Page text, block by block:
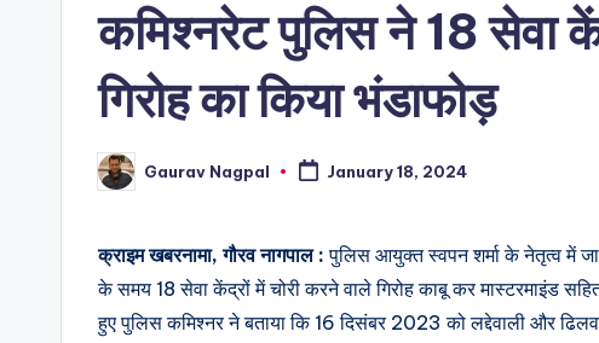
कमिश्नरेट पुलिस ने 18 सेवा
गिरोह का किया भंडाफोड़
Posted
by
Gaurav Nagpal January 18, 2024
क्राइम खबरनामा, गौरव नागपाल : पुलिस आयुक्त स्वपन शर्मा के नेतृत्व में
के समय 18 सेवा केंद्रों में चोरी करने वाले गिरोह काबू कर मास्टरमाइंड
हुए पुलिस कमिश्नर ने बताया कि 16 दिसंबर 2023 को लद्देवाली और